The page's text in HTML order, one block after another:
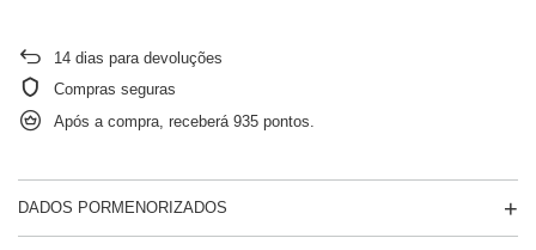
14 dias para devoluções
Compras seguras
Após a compra, receberá 935 pontos.
DADOS PORMENORIZADOS